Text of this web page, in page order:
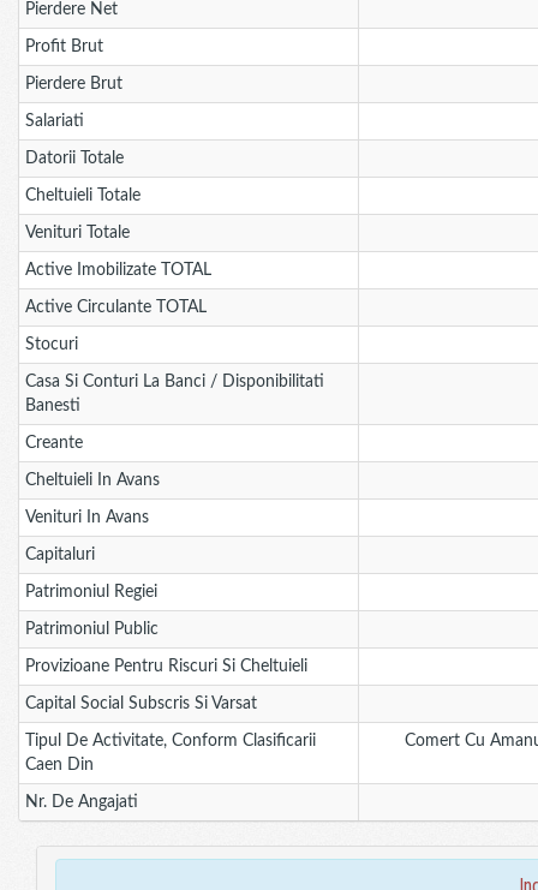
Pierdere Net
Profit Brut
Pierdere Brut
Salariati
Datorii Totale
Cheltuieli Totale
Venituri Totale
Active Imobilizate TOTAL
Active Circulante TOTAL
Stocuri
Casa Si Conturi La Banci / Disponibilitati
Banesti
Creante
Cheltuieli In Avans
Venituri In Avans
Capitaluri
Patrimoniul Regiei
Patrimoniul Public
Provizioane Pentru Riscuri Si Cheltuieli
Capital Social Subscris Si Varsat
Tipul De Activitate, Conform Clasificarii
Caen Din
Comert Cu
Nr. De Angajati